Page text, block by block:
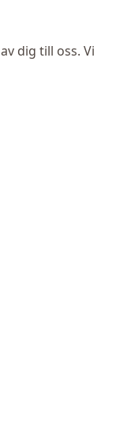
dig till oss. Vi